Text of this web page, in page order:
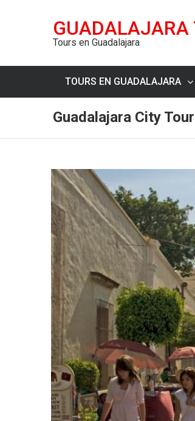
GUADALAJARA
Tours en Guadalajara
TOURS EN GUADALAJARA
Guadalajara City Tour